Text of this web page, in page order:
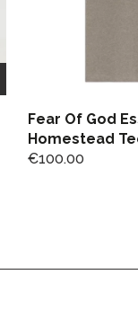
Fear Of God
Homestead
€100.00